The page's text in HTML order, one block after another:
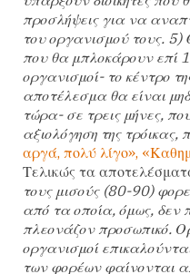
προσλήψεις για να
του οργανισμού τους.
που θα μπλοκάρουν επί
οργανισμοί- το κέντρο
αποτέλεσμα θα είναι
τώρα- σε τρεις μήνες,
αξιολόγηση της τρόικας,
αργά, πολύ λίγο»,
Τελικώς τα
τους μισούς (80-90)
από τα οποία, όμως, δεν
πλεονάζον προσωπικό.
οργανισμοί
των φορέων φαίνονται